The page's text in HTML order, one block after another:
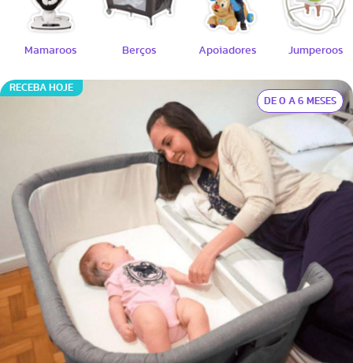
Mamaroos Berços Apoiadores Jumperoos
RECEBA HOJE
DE 0 A 6 MESES